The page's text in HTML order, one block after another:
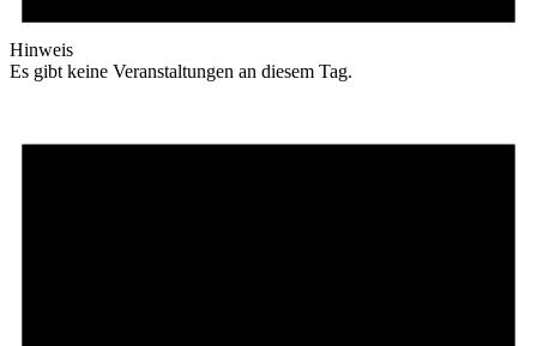
Hinweis
Es gibt keine Veranstaltungen an diesem Tag.